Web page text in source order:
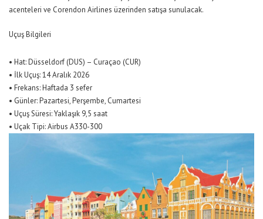
acenteleri ve Corendon Airlines üzerinden satışa sunulacak.
Uçuş Bilgileri
• Hat: Düsseldorf (DUS) – Curaçao (CUR)
• İlk Uçuş: 14 Aralık 2026
• Frekans: Haftada 3 sefer
• Günler: Pazartesi, Perşembe, Cumartesi
• Uçuş Süresi: Yaklaşık 9,5 saat
• Uçak Tipi: Airbus A330-300